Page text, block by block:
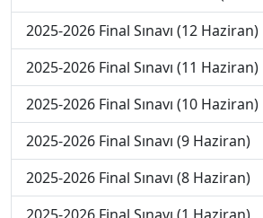
2025-2026 Final Sınavı (12 Haziran)
2025-2026 Final Sınavı (11 Haziran)
2025-2026 Final Sınavı (10 Haziran)
2025-2026 Final Sınavı (9 Haziran)
2025-2026 Final Sınavı (8 Haziran)